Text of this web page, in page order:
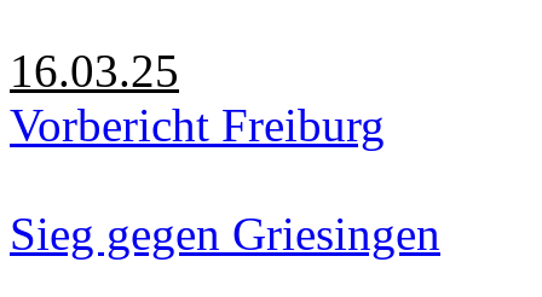
16.03.25
Vorbericht Freiburg
Sieg gegen Griesingen